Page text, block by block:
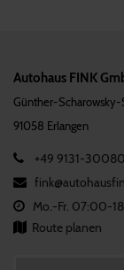
Autohaus FINK
Günther-Scharowsky-
91058 Erlangen
+49 9131-30080
Mo.-Fr. 07:00-
Route planen